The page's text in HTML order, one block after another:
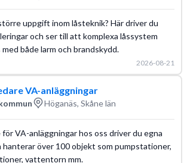
uppgift inom låsteknik? Här driver du
och ser till att komplexa låssystem
både larm och brandskydd.
2026-08-21
VA-anläggningar
Höganäs, Skåne län
VA-anläggningar hos oss driver du egna
över 100 objekt som pumpstationer,
vattentorn mm.